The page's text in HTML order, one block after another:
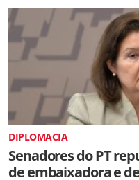
DIPLOMACIA
Senadores do PT
de embaixadora e